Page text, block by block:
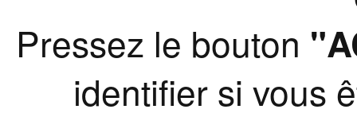
Pressez le bouton
identifier si vous